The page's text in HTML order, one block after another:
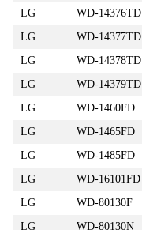
LG WD-14376TD
LG
WD-14377TD
LG
WD-14378TD
LG
WD-14379TD
LG
WD-1460FD
LG
WD-1465FD
LG
WD-1485FD
LG
WD-16101FD
LG
WD-80130F
LG
WD-80130N